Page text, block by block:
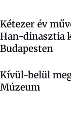
Kétezer év
Han-dinasztia
Budapesten
Kívül-belül
Múzeum